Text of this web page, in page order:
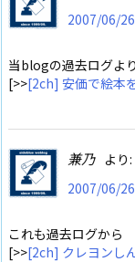
2007/06/
当blogの過去ログより
[>>[2ch] 安価で絵本
兼乃 より:
2007/06/
これも過去ログから
[>>[2ch] クレヨンし